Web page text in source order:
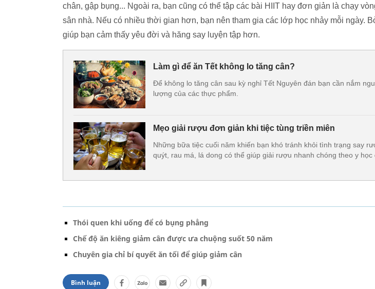
chân, gập bụng... Ngoài ra, bạn cũng có thể tập các bài HIIT hay đơn giản là chạy
sân nhà. Nếu có nhiều thời gian hơn, bạn nên tham gia các lớp học nhảy mỗi ngày.
giúp bạn cảm thấy yêu đời và hăng say luyện tập hơn.
Làm gì để ăn Tết không lo tăng cân?
Để không lo tăng cân sau kỳ nghỉ Tết Nguyên đán bạn cần nắm
lượng của các thực phẩm.
Mẹo giải rượu đơn giản khi tiệc tùng triền miên
Những bữa tiệc cuối năm khiến bạn khó tránh khỏi tình trạng say
quýt, rau má, lá dong có thể giúp giải rượu nhanh chóng theo y học
Thói quen khi uống để có bụng phẳng
Chế độ ăn kiêng giảm cân được ưa chuộng suốt 50 năm
Chuyên gia chỉ bí quyết ăn tối để giúp giảm cân
Bình luận